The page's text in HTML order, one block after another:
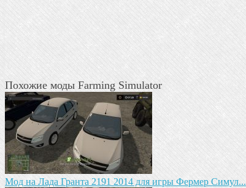
Похожие моды Farming Simulator
Мод на Лада Гранта 2191 2014 для игры Фермер Симул...